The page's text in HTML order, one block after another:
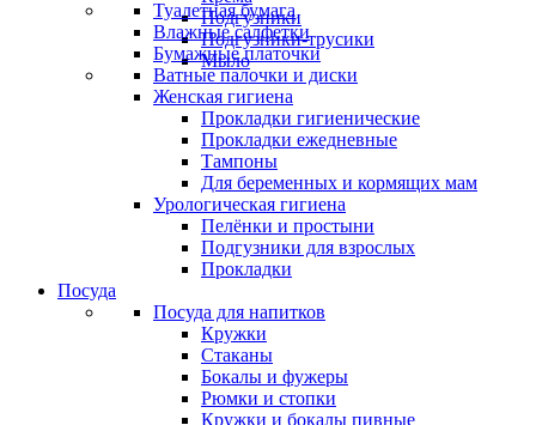
Подгузники
Подгузники-трусики
Мыло
Туалетная бумага
Влажные салфетки
Бумажные платочки
Ватные палочки и диски
Женская гигиена
Прокладки гигиенические
Прокладки ежедневные
Тампоны
Для беременных и кормящих мам
Урологическая гигиена
Пелёнки и простыни
Подгузники для взрослых
Прокладки
Посуда
Посуда для напитков
Кружки
Стаканы
Бокалы и фужеры
Рюмки и стопки
Кружки и бокалы пивные